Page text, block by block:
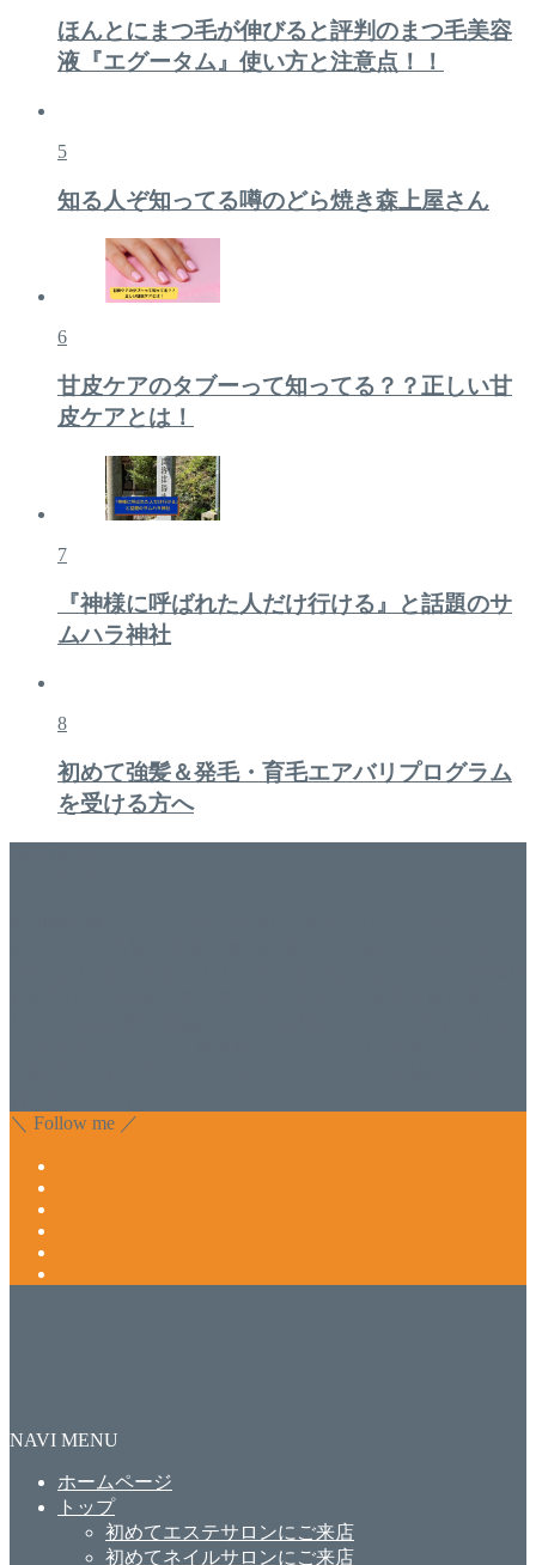
ほんとにまつ毛が伸びると評判のまつ毛美容
液『エグータム』使い方と注意点！！
5
知る人ぞ知ってる噂のどら焼き森上屋さん
6
甘皮ケアのタブーって知ってる？？正しい甘
皮ケアとは！
7
『神様に呼ばれた人だけ行ける』と話題のサ
ムハラ神社
8
初めて強髪＆発毛・育毛エアバリプログラム
を受ける方へ
＼ Follow me ／
NAVI MENU
ホームページ
トップ
初めてエステサロンにご来店
初めてネイルサロンにご来店